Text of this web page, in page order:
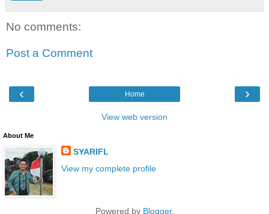
No comments:
Post a Comment
‹ ›
Home
View web version
About Me
SYARIFL
View my complete profile
Powered by Blogger.